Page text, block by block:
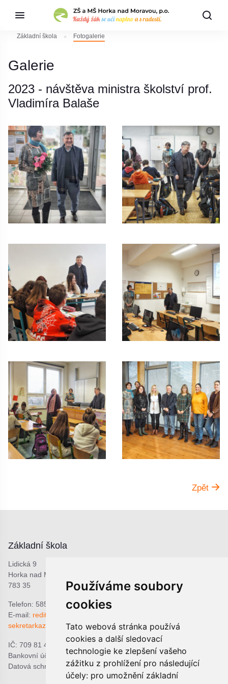
Používáme soubory
cookies
Tato webová stránka používá
cookies a další sledovací
technologie ke zlepšení vašeho
zážitku z prohlížení pro následující
účely: pro umožnění základní
Základní škola Fotogalerie
Galerie
2023 - návštěva ministra školství prof.
Vladimíra Balaše
Zpět
Základní škola
Lidická 9
Horka nad Moravou
783 35
Telefon: 585 378 047
E-mail: reditel@zshorka.cz
sekretarkazshorka@seznam.cz
IČ: 709 81 493
Bankovní účet: 1809609309/0800
Datová schránka: bjema48